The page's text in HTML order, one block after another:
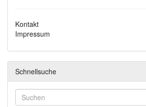
Kontakt
Impressum
Schnellsuche